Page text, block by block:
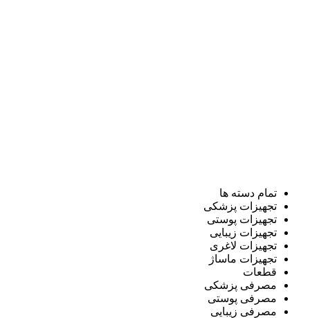
تمام دسته ها
تجهیزات پزشکی
تجهیزات پوستی
تجهیزات زیبایی
تجهیزات لاغری
تجهیزات ماساژ
قطعات
مصرفی پزشکی
مصرفی پوستی
مصرفی زیبایی